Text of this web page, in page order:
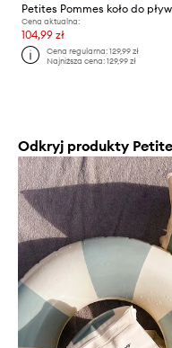
Cena aktualna:
104,99 zł
Cena regularna:129,99 zł
Najniższa cena:129,99 zł
Odkryj produkty